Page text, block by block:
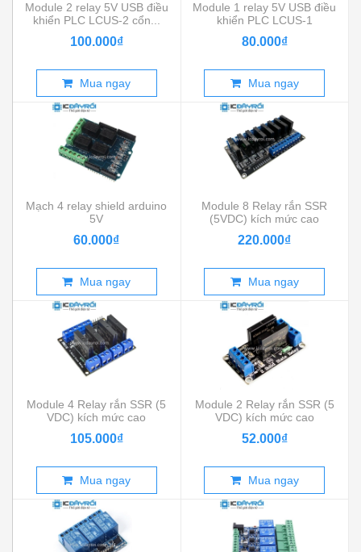
Module 2 relay 5V USB điều
khiển PLC LCUS-2 cổn...
100.000₫
Mua ngay
Module 1 relay 5V USB điều
khiển PLC LCUS-1
80.000₫
Mua ngay
Mạch 4 relay shield arduino
5V
60.000₫
Mua ngay
Module 8 Relay rắn SSR
(5VDC) kích mức cao
220.000₫
Mua ngay
Module 4 Relay rắn SSR (5
VDC) kích mức cao
105.000₫
Mua ngay
Module 2 Relay rắn SSR (5
VDC) kích mức cao
52.000₫
Mua ngay